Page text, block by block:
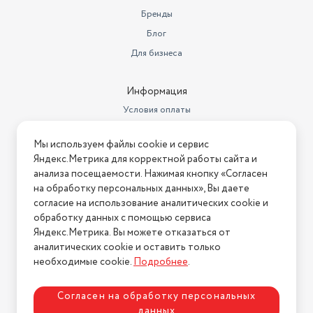
плойка
Максимальная температура
320 мм
0.4 кг
В комплекте
резервуар для воды
Назначение
выпрямление, завивка
Длина сетевого шнура
1.9 м
Бренды
Блог
Для бизнеса
Информация
Условия оплаты
Условия возврата
Нашли ошибку на сайте? Напишите нам
2026 © Интернет-магазин "АстМаркет". У нас есть всё!
Политика конфиденциальности
Мы используем файлы cookie и сервис
Яндекс.Метрика для корректной работы сайта и
анализа посещаемости. Нажимая кнопку «Согласен
на обработку персональных данных», Вы даете
согласие на использование аналитических cookie и
обработку данных с помощью сервиса
Яндекс.Метрика. Вы можете отказаться от
аналитических cookie и оставить только
необходимые cookie.Подробнее.
Согласен на обработку персональных